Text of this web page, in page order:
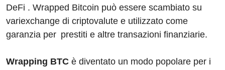
DeFi . Wrapped Bitcoin può essere scambiato su
variexchange di criptovalute e utilizzato come
garanzia per prestiti e altre transazioni finanziarie.
Wrapping BTC è diventato un modo popolare per i